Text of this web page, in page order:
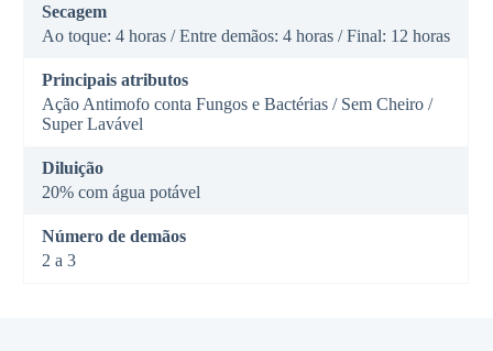
Secagem
Ao toque: 4 horas / Entre demãos: 4 horas / Final: 12 horas
Principais atributos
Ação Antimofo conta Fungos e Bactérias / Sem Cheiro /
Super Lavável
Diluição
20% com água potável
Número de demãos
2 a 3